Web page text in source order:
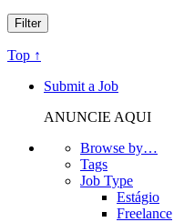
Top ↑
Submit a Job
ANUNCIE AQUI
Browse by…
Tags
Job Type
Estágio
Freelance